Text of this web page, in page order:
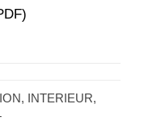
, INTERIEUR,